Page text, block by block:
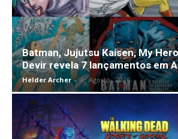
Batman, Jujutsu Kaisen, My
Devir revela 7 lançamentos em
Helder Archer - 4 , Agosto , 2026